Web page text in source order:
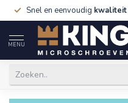
Snel en eenvoudig kwaliteit
MENU